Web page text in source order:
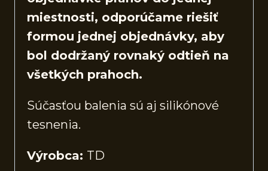
miestnosti, odporúčame riešiť
formou jednej objednávky, aby
bol dodržaný rovnaký odtieň na
všetkých prahoch.
Súčasťou balenia sú aj silikónové
tesnenia.
Výrobca: TD